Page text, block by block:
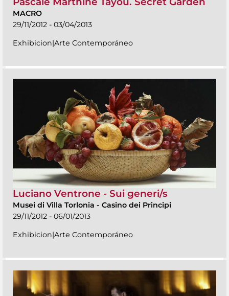
MACRO
29/11/2012 - 03/04/2013
Exhibicion|Arte Contemporáneo
Luciano Ventrone - Sui generi/s
Musei di Villa Torlonia - Casino dei Principi
29/11/2012 - 06/01/2013
Exhibicion|Arte Contemporáneo